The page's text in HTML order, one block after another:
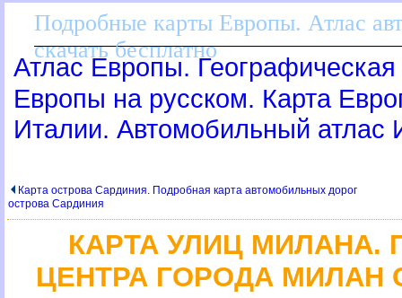
Подробные карты Европы. Атлас
скачать бесплатно
Атлас Европы. Географическая
Европы на русском. Карта
Италии. Автомобильный атлас
Карта острова Сардиния. Подробная карта автомобильных доро
острова Сардиния
КАРТА УЛИЦ МИЛАНА.
ЦЕНТРА ГОРОДА МИЛАН